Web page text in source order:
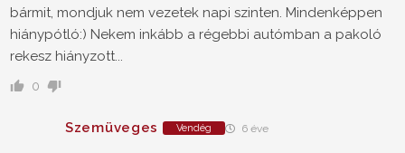
bármit, mondjuk nem vezetek napi szinten. Mindenképpen
hiánypótló:) Nekem inkább a régebbi autómban a pakoló
rekesz hiányzott...
0
Szemüveges Vendég 6 éve